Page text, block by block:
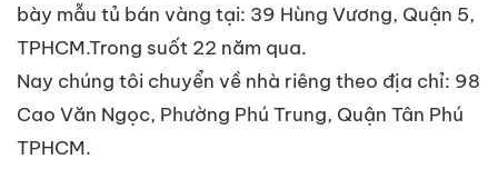
bày mẫu tủ bán vàng tại: 39 Hùng Vương, Quận 5,
TPHCM.Trong suốt 22 năm qua.
Nay chúng tôi chuyển về nhà riêng theo địa chỉ: 98
Cao Văn Ngọc, Phường Phú Trung, Quận Tân Phú
TPHCM.